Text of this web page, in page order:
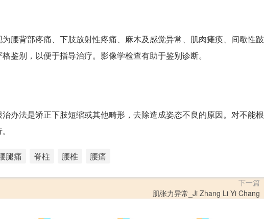
腰背部疼痛、下肢放射性疼痛、麻木及感觉异常、肌肉瘫痪、间歇性跛
鉴别，以便于指导治疗。影像学检查有助于鉴别诊断。
办法是矫正下肢短缩或其他畸形，去除造成姿态不良的原因。对不能根
腿痛 脊柱 腰椎 腰痛
下一篇
肌张力异常_Ji Zhang Li Yi Chang